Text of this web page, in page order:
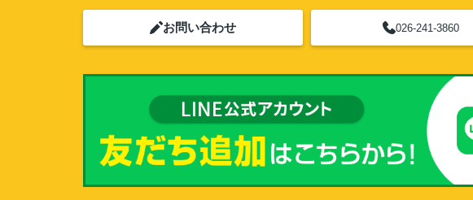
お問い合わせ 026-241-3860